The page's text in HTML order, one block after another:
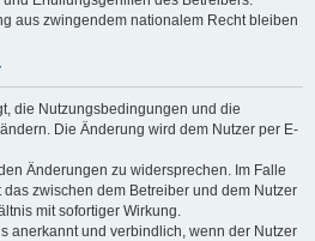
aus zwingendem nationalem Recht bleiben
die Nutzungsbedingungen und die
Die Änderung wird dem Nutzer per E-
Änderungen zu widersprechen. Im Falle
zwischen dem Betreiber und dem Nutzer
mit sofortiger Wirkung.
anerkannt und verbindlich, wenn der Nutzer